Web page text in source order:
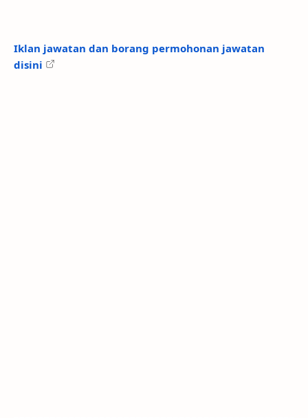
Iklan jawatan dan borang permohonan jawatan
disini